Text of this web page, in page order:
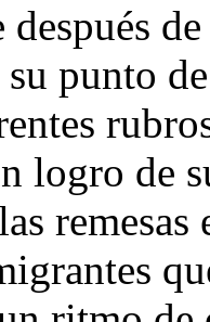
después
punto
logro de